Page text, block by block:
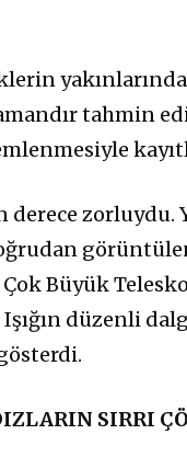
tahmin
zorluydu.
Büyük
düzenli
SIRRI